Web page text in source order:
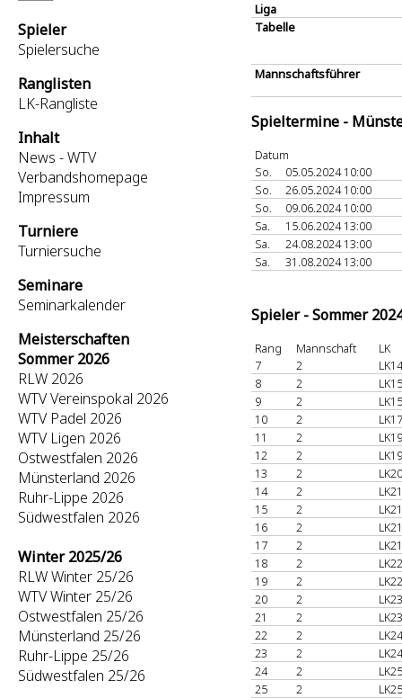
Spieler
Spielersuche
Ranglisten
LK-Rangliste
Inhalt
News - WTV
Verbandshomepage
Impressum
Turniere
Turniersuche
Seminare
Seminarkalender
Meisterschaften
Sommer 2026
RLW 2026
WTV Vereinspokal 2026
WTV Padel 2026
WTV Ligen 2026
Ostwestfalen 2026
Münsterland 2026
Ruhr-Lippe 2026
Südwestfalen 2026
Winter 2025/26
RLW Winter 25/26
WTV Winter 25/26
Ostwestfalen 25/26
Münsterland 25/26
Ruhr-Lippe 25/26
Südwestfalen 25/26
Liga
Tabelle
Mannschaftsführer
Spieltermine -
Datum
So.
05.05.2024 10:00
So.
26.05.2024 10:00
So.
09.06.2024 10:00
Sa.
15.06.2024 13:00
Sa.
24.08.2024 13:00
Sa.
31.08.2024 13:00
Spieler - Sommer
Rang Mannschaft
LK
7
2
8
2
9
2
10
2
11
2
12
2
13
2
14
2
15
2
16
2
17
2
18
2
19
2
20
2
21
2
22
2
23
2
24
2
25
2